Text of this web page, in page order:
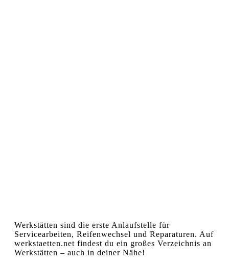
Werkstätten sind die erste Anlaufstelle für
Servicearbeiten, Reifenwechsel und Reparaturen. Auf
werkstaetten.net findest du ein großes Verzeichnis an
Werkstätten – auch in deiner Nähe!